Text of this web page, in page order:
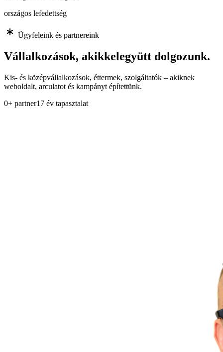
országos lefedettség
Ügyfeleink és partnereink
Vállalkozások, akikkelegyütt dolgozunk.
Kis- és középvállalkozások, éttermek, szolgáltatók – akiknek
weboldalt, arculatot és kampányt építettünk.
0+ partner17 év tapasztalat